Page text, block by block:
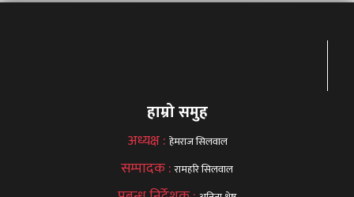
हाम्रो समुह
अध्यक्ष : हेमराज सिलवाल
सम्पादक :रामहरि सिलवाल